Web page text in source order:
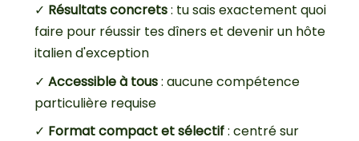
✓ Résultats concrets: tu sais exactement quoi
faire pour réussir tes dîners et devenir un hôte
italien d'exception
✓ Accessible à tous: aucune compétence
particulière requise
✓ Format compact et sélectif: centré sur